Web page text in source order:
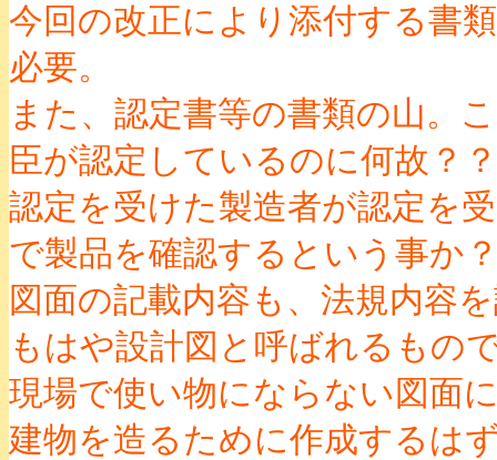
今回の改正により添付する書
必要。
また、認定書等の書類の山。
臣が認定しているのに何故？
認定を受けた製造者が認定を
で製品を確認するという事か
図面の記載内容も、法規内容
もはや設計図と呼ばれるもの
現場で使い物にならない図面
建物を造るために作成するは